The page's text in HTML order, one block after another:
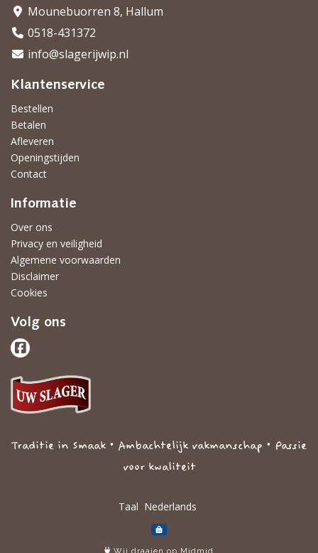
Mounebuorren 8, Hallum
0518-431372
info@slagerijwip.nl
Klantenservice
Bestellen
Betalen
Afleveren
Openingstijden
Contact
Informatie
Over ons
Privacy en veiligheid
Algemene voorwaarden
Disclaimer
Cookies
Volg ons
Traditie in Smaak • Ambachtelijk vakmanschap • Passie
voor kwaliteit
Taal